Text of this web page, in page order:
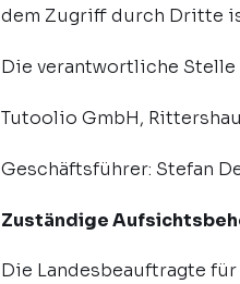
dem Zugriff durch Dritte
Die verantwortliche
Tutoolio GmbH,
Geschäftsführer: Stefan
Zuständige
Die Landesbeauftragte